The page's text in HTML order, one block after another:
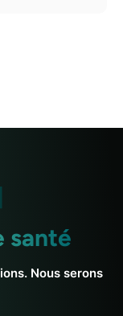
santé
Nous serons